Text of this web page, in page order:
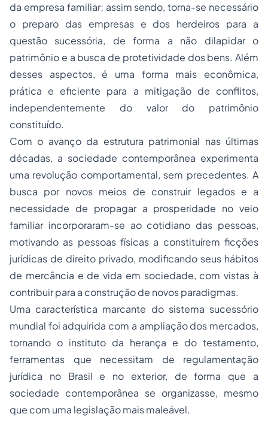
da empresa familiar; assim sendo, torna-se necessário
o preparo das empresas e dos herdeiros para a
questão sucessória, de forma a não dilapidar o
patrimônio e a busca de protetividade dos bens. Além
desses aspectos, é uma forma mais econômica,
prática e eficiente para a mitigação de conflitos,
independentemente do valor do patrimônio
constituído.
Com o avanço da estrutura patrimonial nas últimas
décadas, a sociedade contemporânea experimenta
uma revolução comportamental, sem precedentes. A
busca por novos meios de construir legados e a
necessidade de propagar a prosperidade no veio
familiar incorporaram-se ao cotidiano das pessoas,
motivando as pessoas físicas a constituírem ficções
jurídicas de direito privado, modificando seus hábitos
de mercância e de vida em sociedade, com vistas à
contribuir para a construção de novos paradigmas.
Uma característica marcante do sistema sucessório
mundial foi adquirida com a ampliação dos mercados,
tornando o instituto da herança e do testamento,
ferramentas que necessitam de regulamentação
jurídica no Brasil e no exterior, de forma que a
sociedade contemporânea se organizasse, mesmo
que com uma legislação mais maleável.